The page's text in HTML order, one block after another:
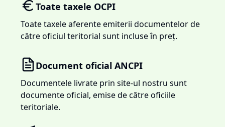
Toate taxele OCPI
Toate taxele aferente emiterii documentelor de
către oficiul teritorial sunt incluse în preț.
Document oficial ANCPI
Documentele livrate prin site-ul nostru sunt
documente oficial, emise de către oficiile
teritoriale.